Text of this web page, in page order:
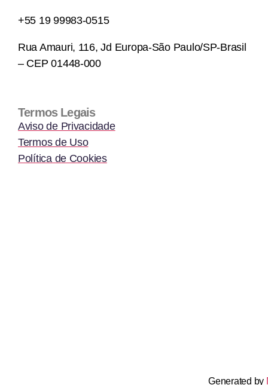
+55 19 99983-0515
Rua Amauri, 116, Jd Europa-São Paulo/SP-Brasil
– CEP 01448-000
Termos Legais
Aviso de Privacidade
Termos de Uso
Política de Cookies
Generated by